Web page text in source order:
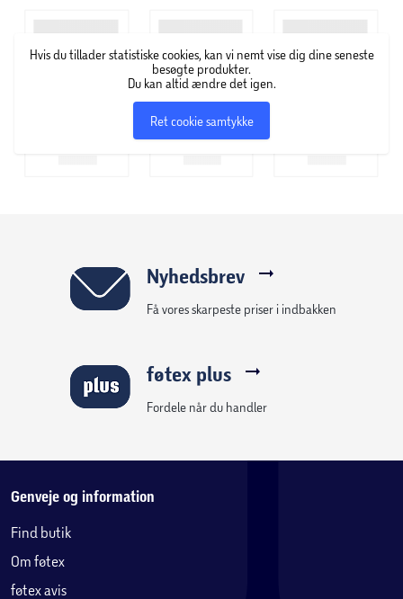
og efterspørgsel – og kan hurtigt komme fra idé til
handling på hele kosmetikområdet, især på farvet
kosmetik. GOSH Copenhagen specialiserer sig i at udvikle
makeup, der kun indeholder ingredienser af høj kvalitet.
Derfor finder du også et stort udvalg af veganske,
parfumefri og allergicertificerede produkter i deres
Hvis du tillader statistiske cookies, kan vi nemt vise dig dine seneste
besøgte produkter.
Du kan altid ændre det igen.
Ret cookie samtykke
Nyhedsbrev
Få vores skarpeste priser i indbakken
føtex plus
Fordele når du handler
Genveje og information
Find butik
Om føtex
føtex avis